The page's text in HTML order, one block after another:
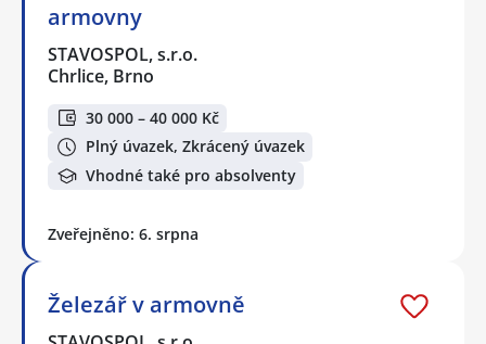
armovny
STAVOSPOL, s.r.o.
Chrlice, Brno
30 000 – 40 000 Kč
Plný úvazek, Zkrácený úvazek
Vhodné také pro absolventy
Zveřejněno: 6. srpna
Železář v armovně